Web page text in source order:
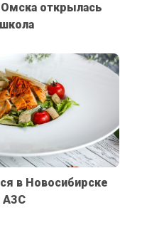
открылась
в Новосибирске
АЗС